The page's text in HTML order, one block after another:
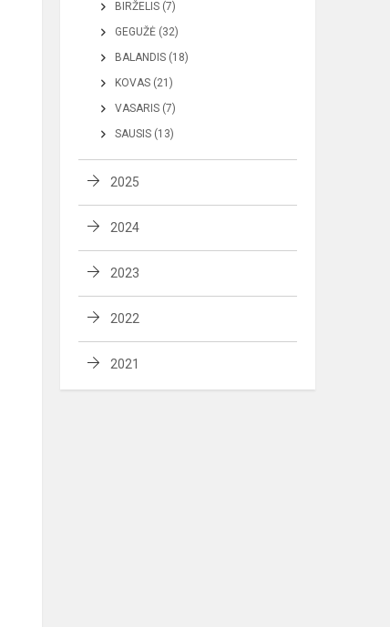
BIRŽELIS (7)
GEGUŽĖ (32)
BALANDIS (18)
KOVAS (21)
VASARIS (7)
SAUSIS (13)
2025
2024
2023
2022
2021